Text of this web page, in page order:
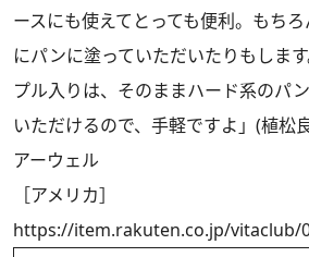
ースにも使えてとっても便利。もち
にパンに塗っていただいたりもしま
プル入りは、そのままハード系のパ
いただけるので、手軽ですよ」(植松
アーウェル
［アメリカ］
https://item.rakuten.co.jp/vitaclub/